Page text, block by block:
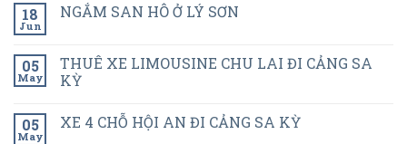
18
Jun
NGẮM SAN HÔ Ở LÝ SƠN
05
May
THUÊ XE LIMOUSINE CHU LAI ĐI CẢNG SA
KỲ
05
May
XE 4 CHỖ HỘI AN ĐI CẢNG SA KỲ